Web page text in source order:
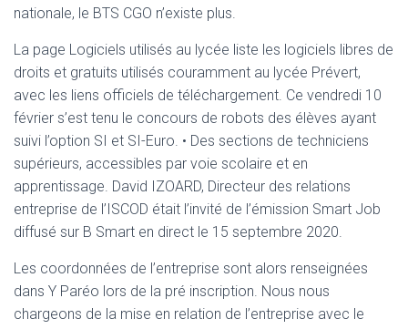
nationale, le BTS CGO n’existe plus.
La page Logiciels utilisés au lycée liste les logiciels libres de
droits et gratuits utilisés couramment au lycée Prévert,
avec les liens officiels de téléchargement. Ce vendredi 10
février s’est tenu le concours de robots des élèves ayant
suivi l’option SI et SI-Euro. • Des sections de techniciens
supérieurs, accessibles par voie scolaire et en
apprentissage. David IZOARD, Directeur des relations
entreprise de l’ISCOD était l’invité de l’émission Smart Job
diffusé sur B Smart en direct le 15 septembre 2020.
Les coordonnées de l’entreprise sont alors renseignées
dans Y Paréo lors de la pré inscription. Nous nous
chargeons de la mise en relation de l’entreprise avec le